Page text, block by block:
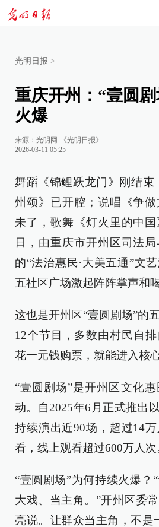
光明日报 >
重庆开州：“壹圆
火爆
来源： 光明网-《光明日报》
2026-03-11 05:25
舞蹈《锦鲤跃龙门》刚结束
州颂》已开腔；说唱《争
未了，歌舞《灯火里的中
日，由重庆市开州区司法
的“法治惠民·大美五通”文
五社区广场激起阵阵掌声和
这也是开州区“壹圆剧场”的
12个节目，多数由村民自
花一元钱购票，就能进入核
“壹圆剧场”是开州区文化
动。自2025年6月正式推出
持续演出近90场，超过14
看，线上观看超过600万人次
“壹圆剧场”为何持续火爆？
大戏、当主角。”开州区委
亮说。让群众当主角，不是